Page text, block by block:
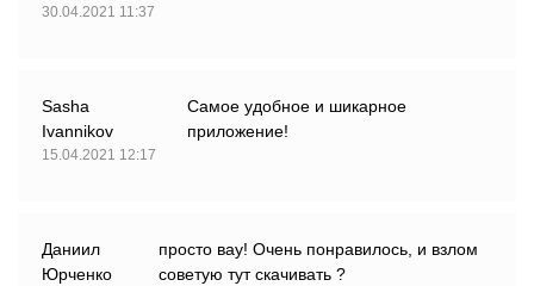
30.04.2021 11:37
Sasha
Ivannikov
15.04.2021 12:17
Самое удобное и шикарное
приложение!
Даниил
Юрченко
просто вау! Очень понравилось, и взлом
советую тут скачивать ?